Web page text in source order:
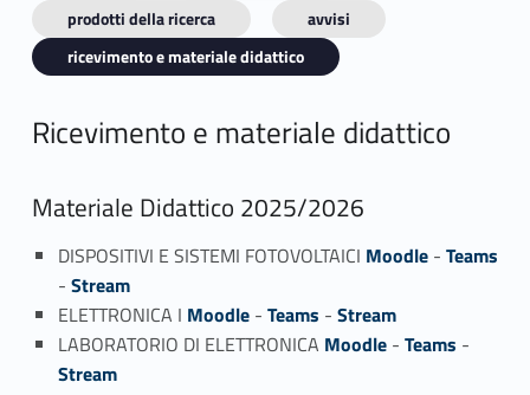
prodotti della ricerca
avvisi
ricevimento e materiale didattico
Ricevimento e materiale didattico
Materiale Didattico 2025/2026
DISPOSITIVI E SISTEMI FOTOVOLTAICI Moodle- Teams
- Stream
ELETTRONICA I Moodle- Teams - Stream
LABORATORIO DI ELETTRONICA Moodle- Teams -
Stream